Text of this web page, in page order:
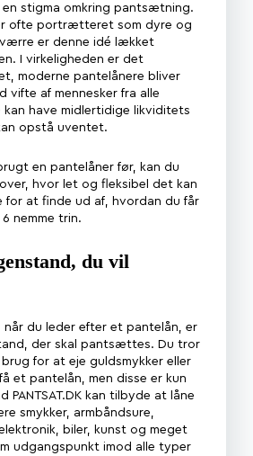
en stigma omkring pantsætning.
ofte portrætteret som dyre og
er denne idé lækket
I virkeligheden er det
moderne pantelånere bliver
vifte af mennesker fra alle
kan have midlertidige likviditets
opstå uventet.
en pantelåner før, kan du
hvor let og fleksibel det kan
at finde ud af, hvordan du får
nemme trin.
du vil
du leder efter et pantelån, er
der skal pantsættes. Du tror
for at eje guldsmykker eller
et pantelån, men disse er kun
PANTSAT.DK kan tilbyde at låne
smykker, armbåndsure,
biler, kunst og meget
udgangspunkt imod alle typer